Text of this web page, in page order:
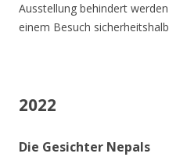
Ausstellung behindert
einem Besuch
2022
Die Gesichter Nepals